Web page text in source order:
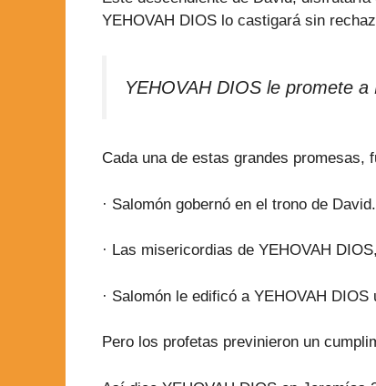
YEHOVAH DIOS lo castigará sin
YEHOVAH DIOS le promete
Cada una de estas grandes promesas,
· Salomón gobernó en el trono de David.
· Las misericordias de YEHOVAH
· Salomón le edificó a YEHOVAH
Pero los profetas previnieron un